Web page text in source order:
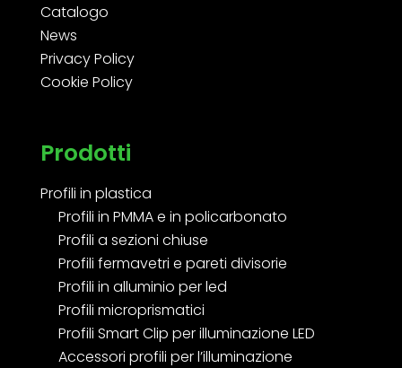
Catalogo
News
Privacy Policy
Cookie Policy
Prodotti
Profili in plastica
Profili in PMMA e in policarbonato
Profili a sezioni chiuse
Profili fermavetri e pareti divisorie
Profili in alluminio per led
Profili microprismatici
Profili Smart Clip per illuminazione LED
Accessori profili per l’illuminazione